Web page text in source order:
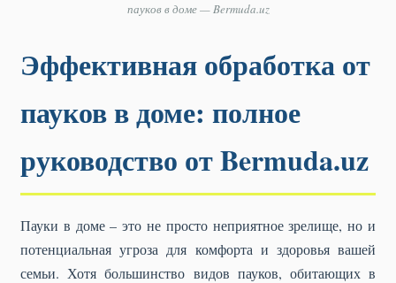
пауков в доме — Bermuda.uz
Эффективная обработка от
пауков в доме: полное
руководство от Bermuda.uz
Пауки в доме – это не просто неприятное зрелище, но и
потенциальная угроза для комфорта и здоровья вашей
семьи. Хотя большинство видов пауков, обитающих в